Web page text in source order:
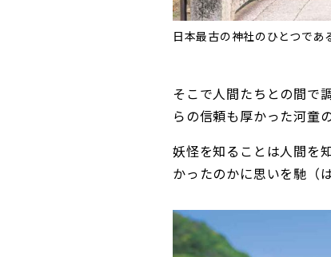
日本最古の神社のひとつであ
そこで人間たちとの間で
らの信頼も厚かった河童
妖怪を知ることは人間を
かったのかに思いを馳（